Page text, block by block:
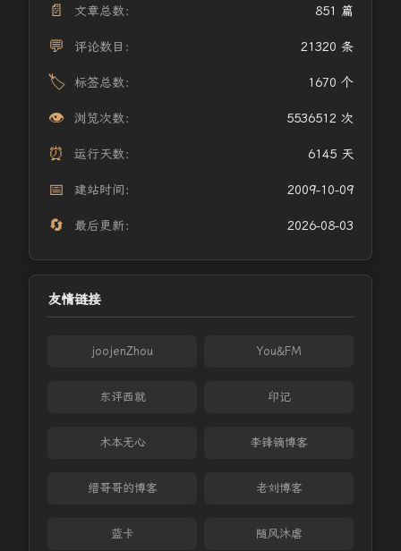
📄 文章总数： 851 篇
💬 评论数目： 21320 条
🏷️ 标签总数： 1670 个
👁️ 浏览次数： 5536512 次
⏰ 运行天数： 6145 天
📅 建站时间： 2009-10-09
🔄 最后更新： 2026-08-03
友情链接
joojenZhou You&FM
东评西就 印记
木本无心 李锋镝博客
缙哥哥的博客 老刘博客
蓝卡 随风沐虐